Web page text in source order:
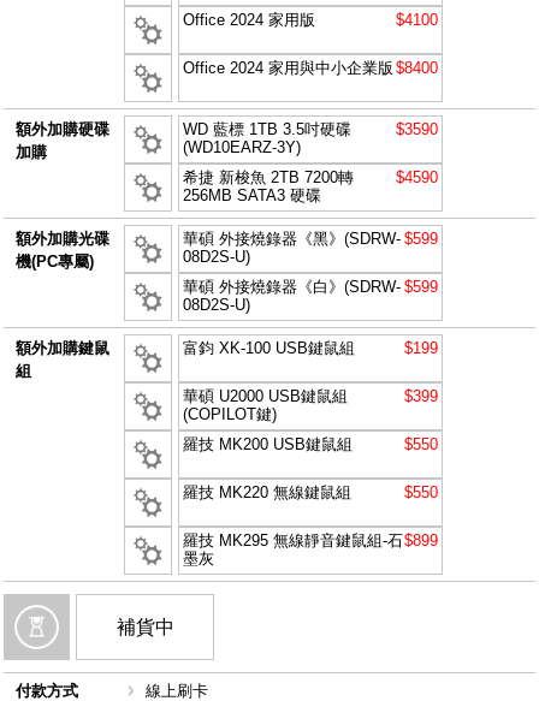
Office 2024 家用版 $4100
Office 2024 家用與中小企業版 $8400
額外加購硬碟
加購
WD 藍標 1TB 3.5吋硬碟
(WD10EARZ-3Y)
$3590
希捷 新梭魚 2TB 7200轉
256MB SATA3 硬碟
$4590
額外加購光碟
機(PC專屬)
華碩 外接燒錄器《黑》(SDRW-
08D2S-U)
$599
華碩 外接燒錄器《白》(SDRW-
08D2S-U)
$599
額外加購鍵鼠
組
富鈞 XK-100 USB鍵鼠組 $199
華碩 U2000 USB鍵鼠組
(COPILOT鍵)
$399
羅技 MK200 USB鍵鼠組 $550
羅技 MK220 無線鍵鼠組 $550
羅技 MK295 無線靜音鍵鼠組-石
墨灰
$899
補貨中
付款方式 線上刷卡